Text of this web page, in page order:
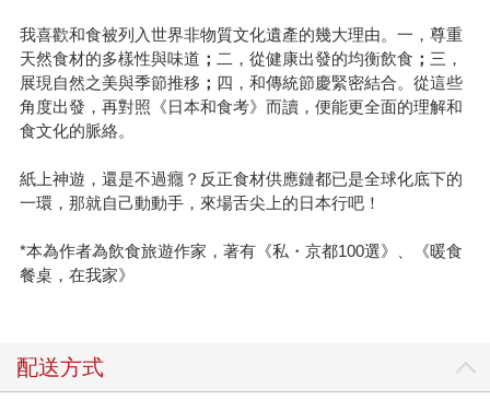
我喜歡和食被列入世界非物質文化遺產的幾大理由。一，尊重
天然食材的多樣性與味道 ； 二，從健康出發的均衡飲食 ； 三，
展現自然之美與季節推移 ； 四，和傳統節慶緊密結合。從這些
角度出發，再對照《日本和食考》而讀，便能更全面的理解和
食文化的脈絡。
紙上神遊，還是不過癮？反正食材供應鏈都已是全球化底下的
一環，那就自己動動手，來場舌尖上的日本行吧！
*本為作者為飲食旅遊作家，著有《私・京都100選》、《暖食
餐桌，在我家》
配送方式